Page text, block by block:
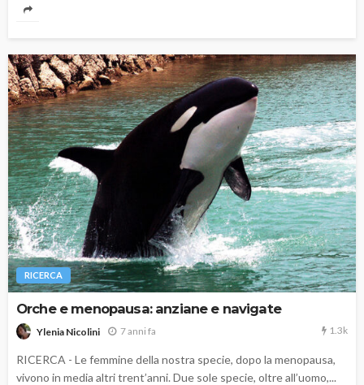
RICERCA
Orche e menopausa: anziane e navigate
Ylenia Nicolini 7 anni fa 1.3k
RICERCA - Le femmine della nostra specie, dopo la menopausa,
vivono in media altri trent’anni. Due sole specie, oltre all’uomo,...